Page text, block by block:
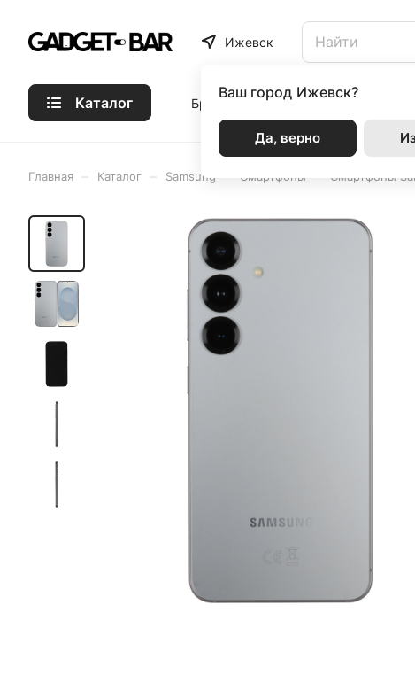
Ижевск
Ваш город Ижевск?
Да, верно
Каталог Бренды Статьи Акции
Главная Каталог Samsung Смартфоны Смартфоны